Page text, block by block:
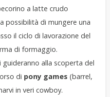
a latte crudo
possibilità di mungere una
il ciclo di lavorazione del
di formaggio.
alla scoperta del
di pony games(barrel,
in veri cowboy.